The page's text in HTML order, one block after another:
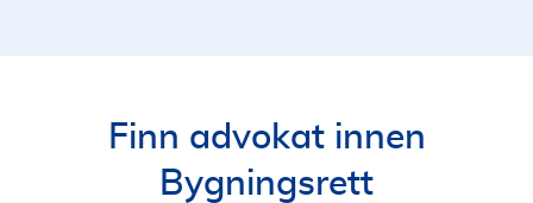
Finn advokat innen
Bygningsrett